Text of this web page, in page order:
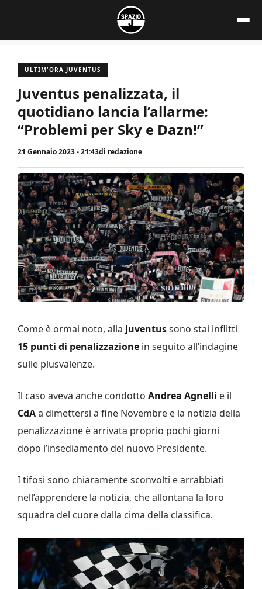
contenuto
ULTIM'ORA JUVENTUS
Juventus penalizzata, il
quotidiano lancia l’allarme:
“Problemi per Sky e Dazn!”
21 Gennaio 2023 - 21:43di redazione
Come è ormai noto, alla Juventussono stai inflitti
15 punti di penalizzazione in seguito all’indagine
sulle plusvalenze.
Il caso aveva anche condotto Andrea Agnelli e il
CdAa dimettersi a fine Novembre e la notizia della
penalizzazione è arrivata proprio pochi giorni
dopo l’insediamento del nuovo Presidente.
I tifosi sono chiaramente sconvolti e arrabbiati
nell’apprendere la notizia, che allontana la loro
squadra del cuore dalla cima della classifica.